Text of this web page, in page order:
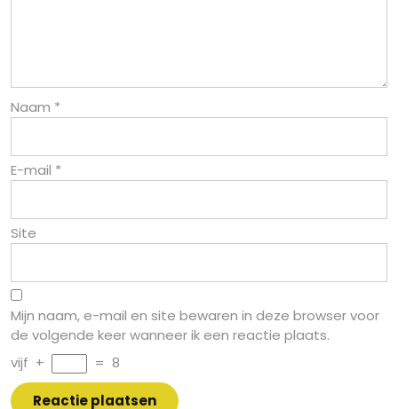
Naam *
E-mail *
Site
Mijn naam, e-mail en site bewaren in deze browser voor
de volgende keer wanneer ik een reactie plaats.
vijf + = 8